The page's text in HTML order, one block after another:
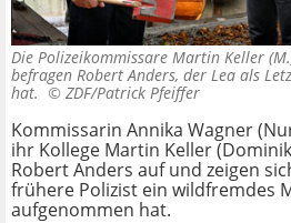
Die Polizeikommissare Martin Keller
befragen Robert Anders, der Lea als
hat. © ZDF/Patrick Pfeiffer
Kommissarin Annika Wagner
ihr Kollege Martin Keller
Robert Anders auf und zeigen
frühere Polizist ein wildfremdes
aufgenommen hat.